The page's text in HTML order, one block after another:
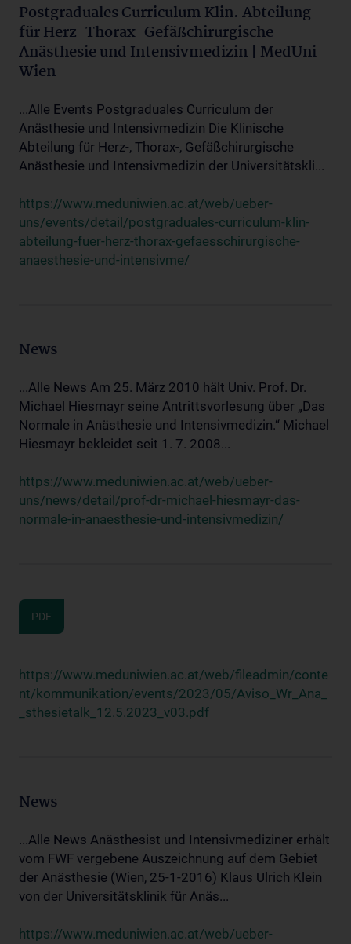
Postgraduales Curriculum Klin. Abteilung
für Herz-Thorax-Gefäßchirurgische
Anästhesie und Intensivmedizin | MedUni
Wien
...Alle Events Postgraduales Curriculum der
Anästhesie und Intensivmedizin Die Klinische
Abteilung für Herz-, Thorax-, Gefäßchirurgische
Anästhesie und Intensivmedizin der Universitätskli...
https://www.meduniwien.ac.at/web/ueber-
uns/events/detail/postgraduales-curriculum-klin-
abteilung-fuer-herz-thorax-gefaesschirurgische-
anaesthesie-und-intensivme/
News
...Alle News Am 25. März 2010 hält Univ. Prof. Dr.
Michael Hiesmayr seine Antrittsvorlesung über „Das
Normale in Anästhesie und Intensivmedizin.“ Michael
Hiesmayr bekleidet seit 1. 7. 2008...
https://www.meduniwien.ac.at/web/ueber-
uns/news/detail/prof-dr-michael-hiesmayr-das-
normale-in-anaesthesie-und-intensivmedizin/
PDF
https://www.meduniwien.ac.at/web/fileadmin/conte
nt/kommunikation/events/2023/05/Aviso_Wr_Ana_
_sthesietalk_12.5.2023_v03.pdf
News
...Alle News Anästhesist und Intensivmediziner erhält
vom FWF vergebene Auszeichnung auf dem Gebiet
der Anästhesie (Wien, 25-1-2016) Klaus Ulrich Klein
von der Universitätsklinik für Anäs...
https://www.meduniwien.ac.at/web/ueber-